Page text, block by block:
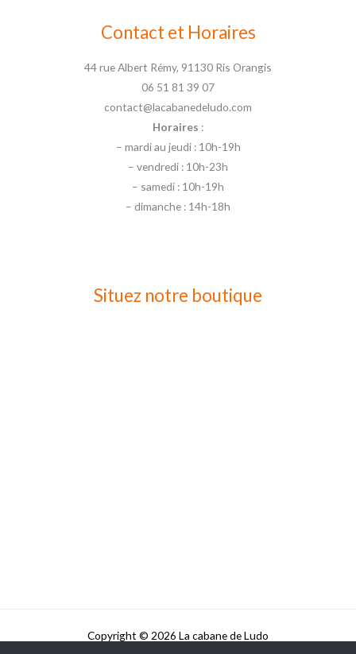
Contact et Horaires
44 rue Albert Rémy, 91130 Ris Orangis
06 51 81 39 07
contact@lacabanedeludo.com
Horaires :
– mardi au jeudi : 10h-19h
– vendredi : 10h-23h
– samedi : 10h-19h
– dimanche : 14h-18h
Situez notre boutique
Copyright © 2026 La cabane de Ludo